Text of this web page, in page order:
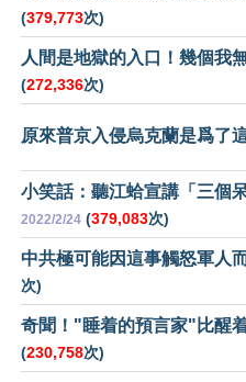
(379,773次)
人間是地獄的入口！幾個我
(272,336次)
原來普京入侵烏克蘭是爲了
小笑話：聽江蛤宣講「三個
2022/2/24 (379,083次)
中共極可能因這事觸怒軍人
次)
奇聞！"睡着的預言家"比醒
(230,758次)